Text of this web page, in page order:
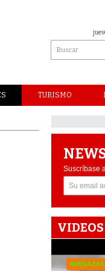
TURISMO
Suscríbase
VIDEOS